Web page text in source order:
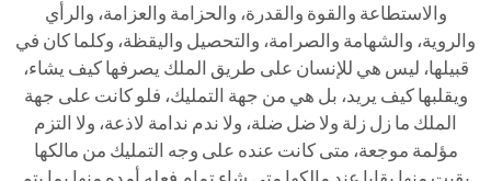
والاستطاعة والقوة والقدرة، والحزامة والعزامة، والرأي
والروية، والشهامة والصرامة، والتحصيل واليقظة، وكلما كان في
قبيلها، ليس هي للإنسان على طريق الملك يصرفها كيف يشاء،
ويقلبها كيف يريد، بل هي من جهة التمليك، فلو كانت على جهة
الملك ما زل زلة ولا ضل ضلة، ولا ندم ندامة لاذعة، ولا التزم
مؤلمة موجعة، متى كانت عنده على وجه التمليك من مالكها